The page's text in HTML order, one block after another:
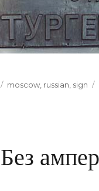
Tags
moscow russian sign
Без